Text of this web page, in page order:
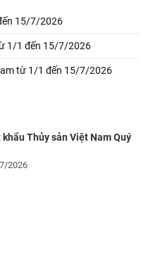
15/7/2026
1/1 đến 15/7/2026
từ 1/1 đến 15/7/2026
khẩu Thủy sản Việt Nam Quý
2026